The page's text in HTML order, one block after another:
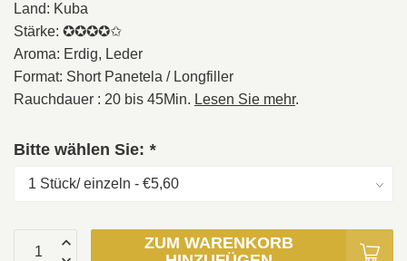
Land: Kuba
Stärke: ✪✪✪✪✩
Aroma: Erdig, Leder
Format: Short Panetela / Longfiller
Rauchdauer : 20 bis 45Min. Lesen Sie mehr.
Bitte wählen Sie: *
ZUM WARENKORB